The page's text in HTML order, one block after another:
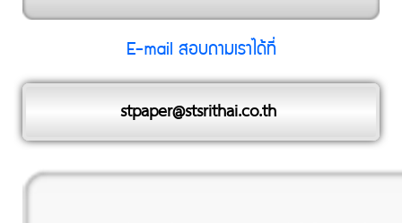
E-mail สอบถามเราได้ที่
stpaper@stsrithai.co.th